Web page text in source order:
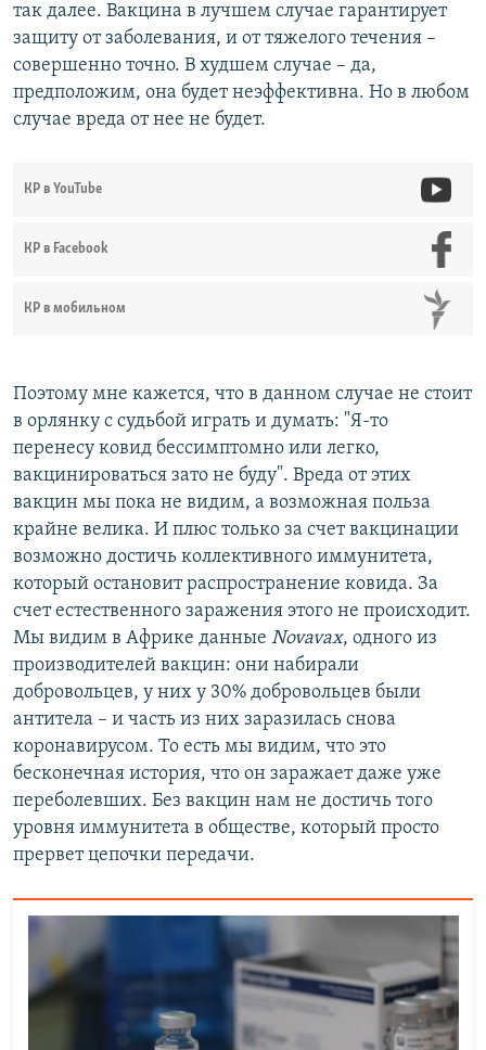
так далее. Вакцина в лучшем случае гарантирует
защиту от заболевания, и от тяжелого течения –
совершенно точно. В худшем случае – да,
предположим, она будет неэффективна. Но в любом
случае вреда от нее не будет.
КР в YouTube
КР в Facebook
КР в мобильном
Поэтому мне кажется, что в данном случае не стоит
в орлянку с судьбой играть и думать: "Я-то
перенесу ковид бессимптомно или легко,
вакцинироваться зато не буду". Вреда от этих
вакцин мы пока не видим, а возможная польза
крайне велика. И плюс только за счет вакцинации
возможно достичь коллективного иммунитета,
который остановит распространение ковида. За
счет естественного заражения этого не происходит.
Мы видим в Африке данные Novavax, одного из
производителей вакцин: они набирали
добровольцев, у них у 30% добровольцев были
антитела – и часть из них заразилась снова
коронавирусом. То есть мы видим, что это
бесконечная история, что он заражает даже уже
переболевших. Без вакцин нам не достичь того
уровня иммунитета в обществе, который просто
прервет цепочки передачи.